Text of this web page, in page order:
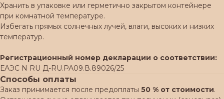
Хранить в упаковке или герметично закрытом контейнере
при комнатной температуре.
Избегать прямых солнечных лучей, влаги, высоких и низких
температур.
Регистрационный номер декларации о соответствии:
ЕАЭС N RU Д-RU.РА09.В.89026/25
Способы оплаты
Заказ принимается после предоплаты 50 % от стоимости.